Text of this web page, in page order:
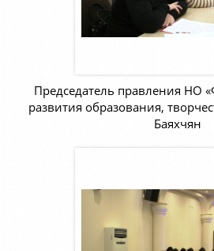
Председатель правления НО
развития образования,
Баяхчян